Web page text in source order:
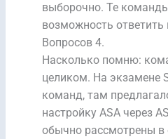
выборочно. Те
возможность ответить
Вопросов 4.
Насколько помню:
целиком. На экзамене
команд, там
настройку ASA через
обычно рассмотрены